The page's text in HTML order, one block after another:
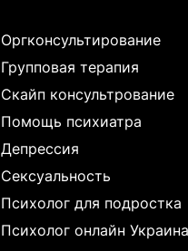
Оргконсультирование
Групповая терапия
Скайп консультрование
Помощь психиатра
Депрессия
Сексуальность
Психолог для подростка
Психолог онлайн Украина